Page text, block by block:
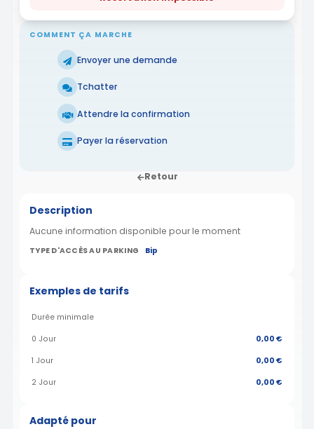
COMMENT ÇA MARCHE
Envoyer une demande
Tchatter
Attendre la confirmation
Payer la réservation
Retour
Description
Aucune information disponible pour le moment
TYPE D'ACCÈS AU PARKING Bip
Exemples de tarifs
Durée minimale
0 Jour 0,00 €
1 Jour 0,00 €
2 Jour 0,00 €
Adapté pour